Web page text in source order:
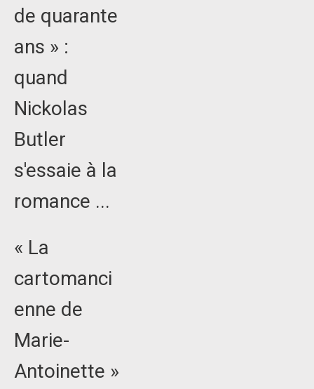
de quarante
ans » :
quand
Nickolas
Butler
s'essaie à la
romance ...
« La
cartomanci
enne de
Marie-
Antoinette »